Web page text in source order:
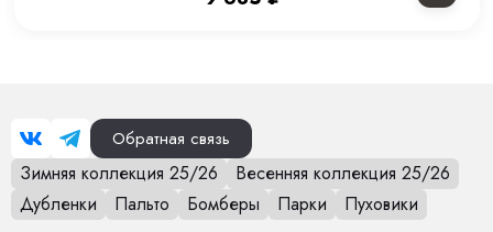
Химчистка или деликатная стирка при 30 С
Обратная связь
Зимняя коллекция 25/26
Весенняя коллекция 25/26
Дубленки
Пальто Бомберы Парки
Пуховики